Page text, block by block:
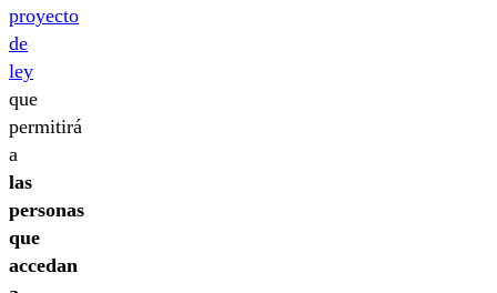
proyecto
de
ley
que
permitirá
a
las
personas
que
accedan